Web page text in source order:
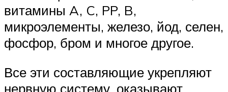
витамины A, C, PP, B,
микроэлементы, железо, йод, селен,
фосфор, бром и многое другое.
Все эти составляющие укрепляют
нервную систему, оказывают